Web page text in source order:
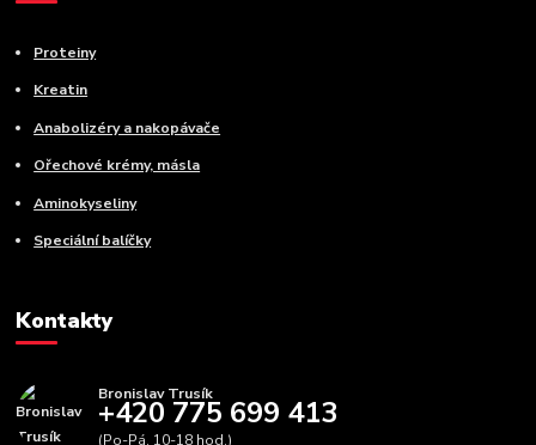
Proteiny
Kreatin
Anabolizéry a nakopávače
Ořechové krémy, másla
Aminokyseliny
Speciální balíčky
Kontakty
Bronislav Trusík
+420 775 699 413
(Po-Pá, 10-18 hod.)